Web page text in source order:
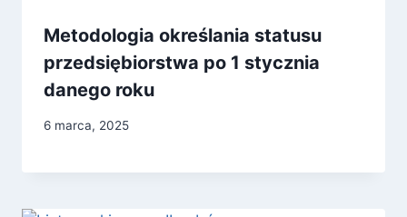
Metodologia określania statusu
przedsiębiorstwa po 1 stycznia
danego roku
6 marca, 2025